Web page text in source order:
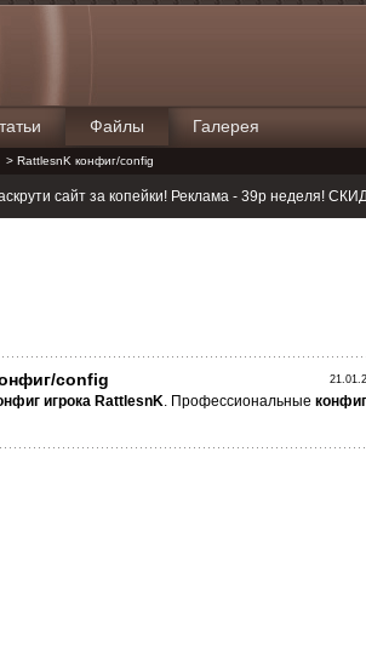
Файлы Галерея
Поиск
> RattlesnK конфиг/config
сайт за копейки! Реклама - 39р неделя!
config
игрока RattlesnK. Профессиональные